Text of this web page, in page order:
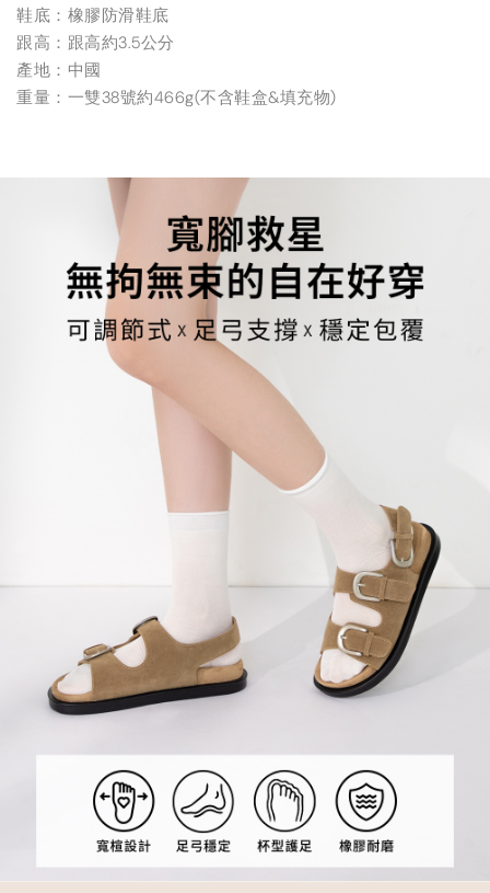
鞋底：橡膠防滑鞋底
跟高：跟高約3.5公分
產地：中國
重量：一雙38號約466g(不含鞋盒&填充物)